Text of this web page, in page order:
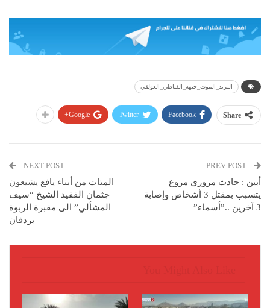
البريد_الموت_جبهة_القباطي_العولقي
Share
Facebook
Twitter
Google+
أبين : حادث مروري مروع
يتسبب بمقتل 3 أشخاص وإصابة
3 آخرين ..”أسماء”
NEXT POST
المئات من أبناء يافع يشيعون
جثمان الفقيد الشيخ “سيف
المشألي” الى مقبرة الربوة
بردفان